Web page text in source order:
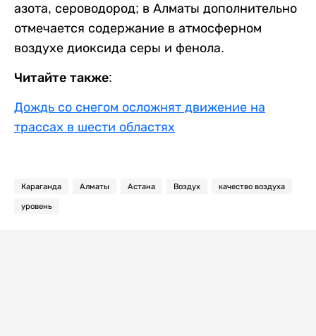
азота, сероводород; в Алматы дополнительно
отмечается содержание в атмосферном
воздухе диоксида серы и фенола.
Читайте также:
Дождь со снегом осложнят движение на
трассах в шести областях
Караганда Алматы Астана Воздух качество воздуха
уровень